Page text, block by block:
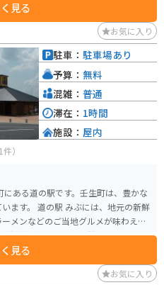
時間半程度で、
ほど受けてから、林の中を一周するよ
はハンドルを握って車体を操作して
馬を操ることが出来るのでライダー
見る
お気に入り
）
ある道の駅です。壬生町は、豊かな
地元の新鮮
メンなどのご当地グルメが味わえる
観光情報コーナーも併設されてお
。周辺には、壬生城址公園やとちぎ
しています。特に、壬生城址公園は、
見る
駐車： 駐車場あり
予算： 無料
混雑： 普通
滞在： 1時間
施設： 屋内
お気に入り